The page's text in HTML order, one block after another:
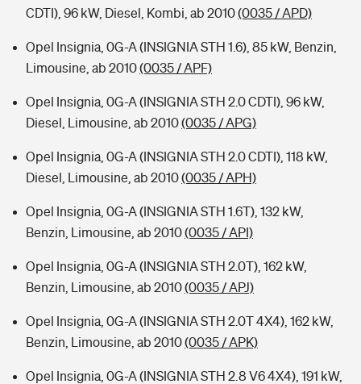
CDTI), 96 kW, Diesel, Kombi, ab 2010(0035 / APD)
Opel Insignia, 0G-A (INSIGNIA STH 1.6), 85 kW, Benzin,
Limousine, ab 2010(0035 / APF)
Opel Insignia, 0G-A (INSIGNIA STH 2.0 CDTI), 96 kW,
Diesel, Limousine, ab 2010(0035 / APG)
Opel Insignia, 0G-A (INSIGNIA STH 2.0 CDTI), 118 kW,
Diesel, Limousine, ab 2010(0035 / APH)
Opel Insignia, 0G-A (INSIGNIA STH 1.6T), 132 kW,
Benzin, Limousine, ab 2010(0035 / API)
Opel Insignia, 0G-A (INSIGNIA STH 2.0T), 162 kW,
Benzin, Limousine, ab 2010(0035 / APJ)
Opel Insignia, 0G-A (INSIGNIA STH 2.0T 4X4), 162 kW,
Benzin, Limousine, ab 2010(0035 / APK)
Opel Insignia, 0G-A (INSIGNIA STH 2.8 V6 4X4), 191 kW,